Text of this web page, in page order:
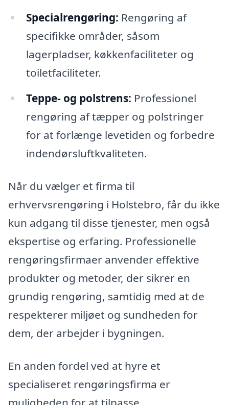
Specialrengøring: Rengøring af
specifikke områder, såsom
lagerpladser, køkkenfaciliteter og
toiletfaciliteter.
Teppe- og polstrens: Professionel
rengøring af tæpper og polstringer
for at forlænge levetiden og forbedre
indendørsluftkvaliteten.
Når du vælger et firma til
erhvervsrengøring i Holstebro, får du ikke
kun adgang til disse tjenester, men også
ekspertise og erfaring. Professionelle
rengøringsfirmaer anvender effektive
produkter og metoder, der sikrer en
grundig rengøring, samtidig med at de
respekterer miljøet og sundheden for
dem, der arbejder i bygningen.
En anden fordel ved at hyre et
specialiseret rengøringsfirma er